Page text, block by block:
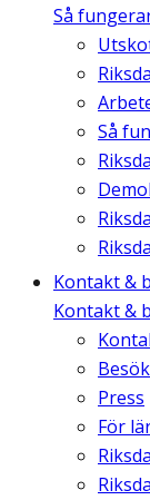
Så
Så
Kontakt &
Kontakt &
Press
För